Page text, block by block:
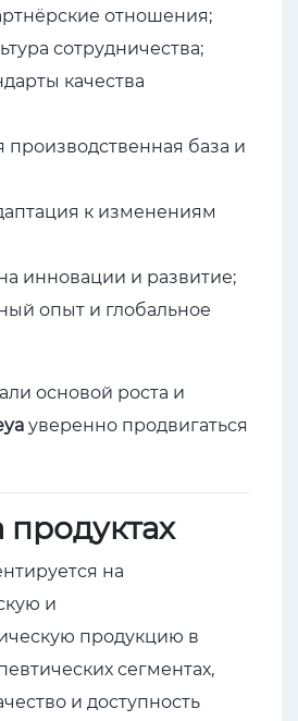
отношения;
сотрудничества;
качества
база и
к изменениям
инновации и развитие;
опыт и глобальное
основой роста и
уверенно продвигаться
на
и
продукцию в
сегментах,
и доступность